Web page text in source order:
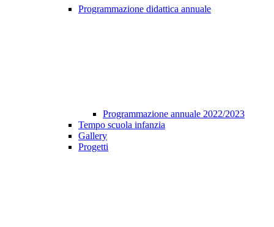
Programmazione didattica annuale
Programmazione annuale 2022/2023
Tempo scuola infanzia
Gallery
Progetti